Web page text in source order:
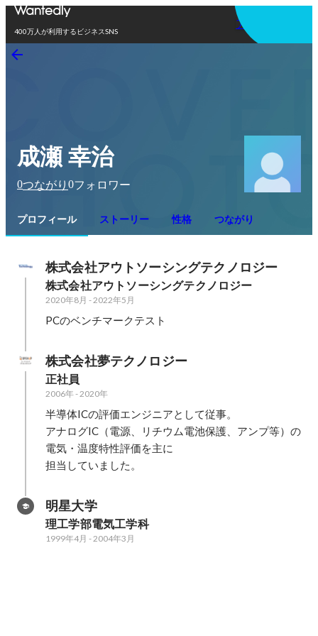
400万人が利用するビジネスSNS
アプリを使う
成瀬 幸治
0つながり 0フォロワー
プロフィール ストーリー 性格 つながり
株式会社アウトソーシングテクノロジー
株式会社アウトソーシングテクノロジー
2020年8月 -2022年5月
PCのベンチマークテスト
株式会社夢テクノロジー
正社員
2006年-2020年
半導体ICの評価エンジニアとして従事。
アナログIC（電源、リチウム電池保護、アンプ等）の
電気・温度特性評価を主に
担当していました。
明星大学
理工学部電気工学科
1999年4月 -2004年3月